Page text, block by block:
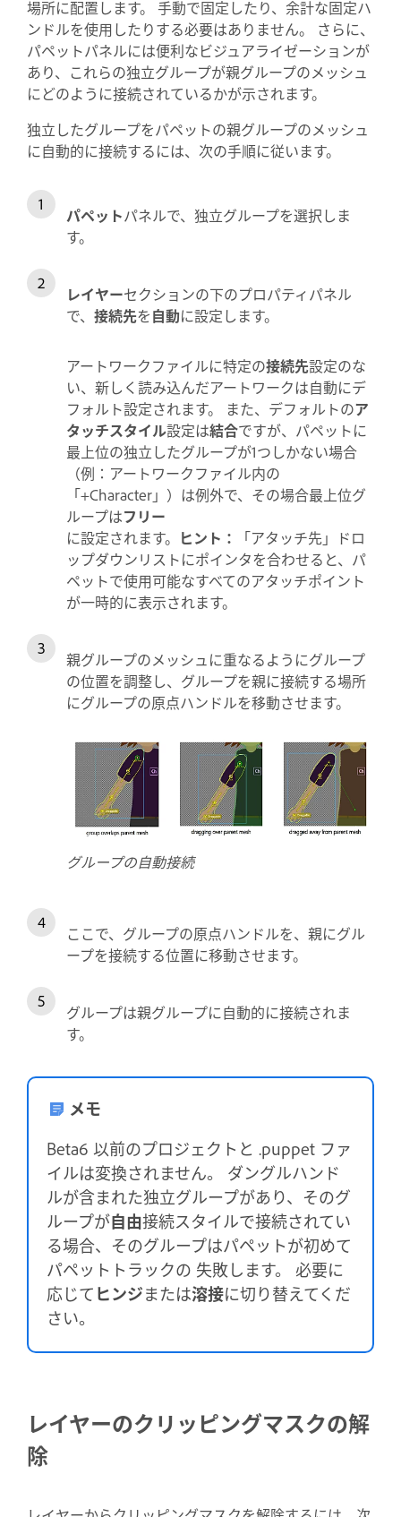
場所に配置します。 手動で固定したり、余計な固定ハ
ンドルを使用したりする必要はありません。 さらに、
パペットパネルには便利なビジュアライゼーションが
あり、これらの独立グループが親グループのメッシュ
にどのように接続されているかが示されます。
独立したグループをパペットの親グループのメッシュ
に自動的に接続するには、次の手順に従います。
パペットパネルで、独立グループを選択しま
す。
レイヤーセクションの下のプロパティパネル
で、 接続先を自動に設定します。
アートワークファイルに特定の接続先設定のな
い、新しく読み込んだアートワークは自動にデ
フォルト設定されます。 また、デフォルトのア
タッチスタイル設定は結合ですが、パペットに
最上位の独立したグループが1つしかない場合
（例：アートワークファイル内の
「+Character」）は例外で、その場合最上位グ
ループはフリー
に設定されます。 ヒント：
「アタッチ先」ドロ
ップダウンリストにポインタを合わせると、パ
ペットで使用可能なすべてのアタッチポイント
が一時的に表示されます。
親グループのメッシュに重なるようにグループ
の位置を調整し、グループを親に接続する場所
にグループの原点ハンドルを移動させます。
グループの自動接続
ここで、グループの原点ハンドルを、親にグル
ープを接続する位置に移動させます。
グループは親グループに自動的に接続されま
す。
メモ
Beta6 以前のプロジェクトと .puppet ファ
イルは変換されません。 ダングルハンド
ルが含まれた独立グループがあり、そのグ
ループが自由接続スタイルで接続されてい
る場合、そのグループはパペットが初めて
パペットトラックの 失敗します。 必要に
応じてヒンジまたは溶接に切り替えてくだ
さい。
レイヤーのクリッピングマスクの解
除